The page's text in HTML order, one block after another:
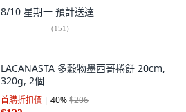
8/10 星期一 預計送達
(151)
LACANASTA 多穀物墨西哥捲餅 20cm,
320g, 2個
首購折扣價 40%$206